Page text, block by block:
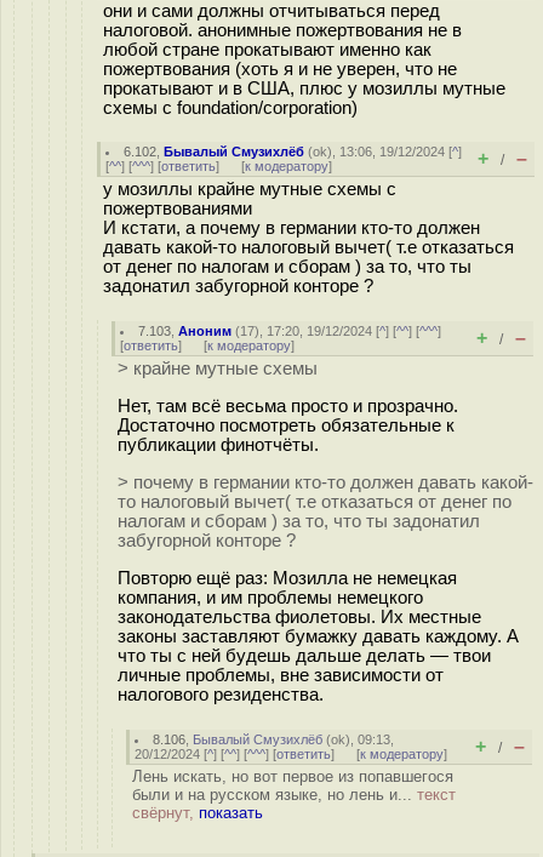
они и сами должны отчитываться перед
налоговой. анонимные пожертвования не в
любой стране прокатывают именно как
пожертвования (хоть я и не уверен, что не
прокатывают и в США, плюс у мозиллы мутные
схемы с foundation/corporation)
6.102 ,Бывалый Смузихлёб (ok), 13:06, 19/12/2024 [^]
[^^] [^^^] [ответить] [к модератору] + / –
у мозиллы крайне мутные схемы с
пожертвованиями
И кстати, а почему в германии кто-то должен
давать какой-то налоговый вычет( т.е отказаться
от денег по налогам и сборам ) за то, что ты
задонатил забугорной конторе ?
7.103 ,Аноним (17), 17:20, 19/12/2024 [^] [^^] [^^^]
[ответить] [к модератору] + / –
> крайне мутные схемы
Нет, там всё весьма просто и прозрачно.
Достаточно посмотреть обязательные к
публикации финотчёты.
> почему в германии кто-то должен давать какой-
то налоговый вычет( т.е отказаться от денег по
налогам и сборам ) за то, что ты задонатил
забугорной конторе ?
Повторю ещё раз: Мозилла не немецкая
компания, и им проблемы немецкого
законодательства фиолетовы. Их местные
законы заставляют бумажку давать каждому. А
что ты с ней будешь дальше делать — твои
личные проблемы, вне зависимости от
налогового резиденства.
8.106 Бывалый Смузихлёб (ok), 09:13,
20/12/2024 [^] [^^] [^^^] [ответить] [к модератору] + / –
Лень искать, но вот первое из попавшегося
были и на русском языке, но лень и... текст
свёрнут, показать